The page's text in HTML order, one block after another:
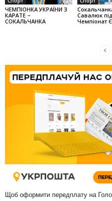
ЧЕМПІОНКА УКРАЇНИ З
КАРАТЕ –
СОКАЛЬЧАНКА
Савалюк
Чемпіонат
Щоб оформити передплату на